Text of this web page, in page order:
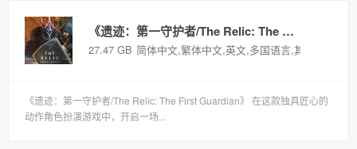
《遗迹：第一守护者/The Relic: The First Guardian》——多国语言（含简体中文）免安装解压即玩版
27.47 GB 简体中文,繁体中文,英文,多国语言,其他语言
《遗迹：第一守护者/The Relic: The First Guardian》 在这款独具匠心的
动作角色扮演游戏中，开启一场...